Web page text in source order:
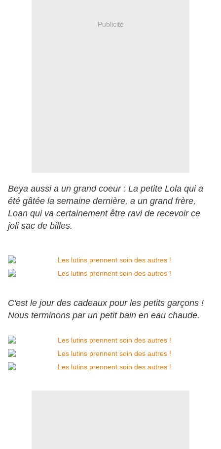
Publicité
Beya aussi a un grand coeur : La petite Lola qui a
été gâtée la semaine dernière, a un grand frère,
Loan qui va certainement être ravi de recevoir ce
joli sac de billes.
C'est le jour des cadeaux pour les petits garçons !
Nous terminons par un petit bain en eau chaude.